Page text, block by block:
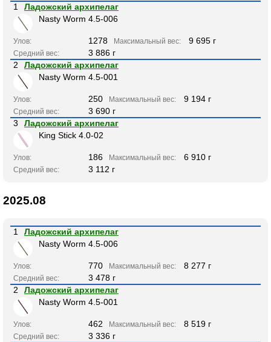
1
Ладожский архипелаг
Nasty Worm 4.5-006
Улов: 1278 Максимальный вес: 9 695 г
Средний вес:
3 886 г
2
Ладожский архипелаг
Nasty Worm 4.5-001
Улов: 250 Максимальный вес: 9 194 г
Средний вес:
3 690 г
3
Ладожский архипелаг
King Stick 4.0-02
Улов: 186 Максимальный вес: 6 910 г
Средний вес: 3 112 г
2025.08
1
Ладожский архипелаг
Nasty Worm 4.5-006
Улов: 770 Максимальный вес: 8 277 г
Средний вес:
3 478 г
2
Ладожский архипелаг
Nasty Worm 4.5-001
Улов: 462 Максимальный вес: 8 519 г
Средний вес:
3 336 г